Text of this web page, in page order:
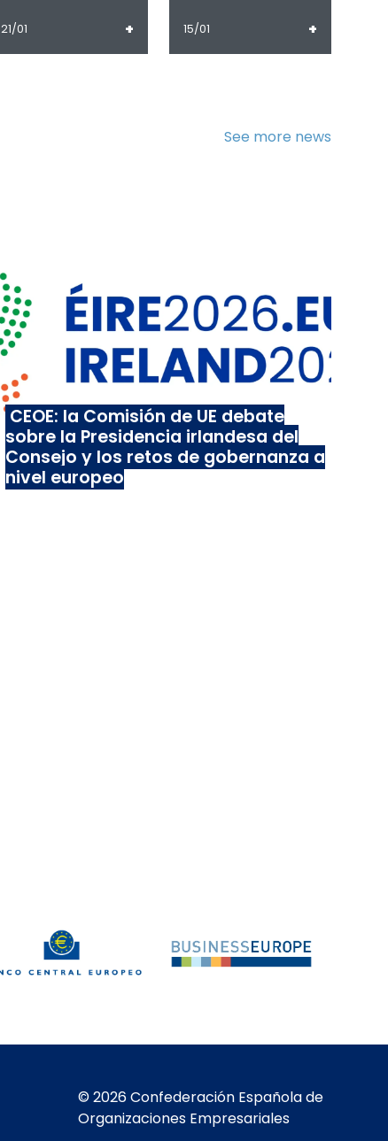
21/01 + 15/01 +
See more news
CEOE: la Comisión de UE debate
sobre la Presidencia irlandesa del
Consejo y los retos de gobernanza a
nivel europeo
© 2026 Confederación Española de
Organizaciones Empresariales